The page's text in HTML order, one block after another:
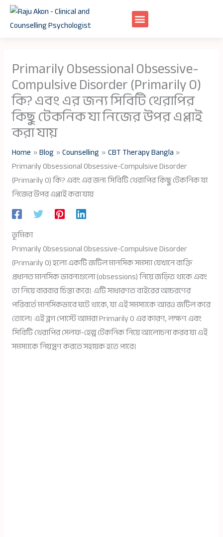
Skip
Primarily Obsessional Obsessive-
Compulsive Disorder (Primarily O)
কি? এবং এর জন্য সিবিটি থেরাপির
কিছু টেকনিক যা নিজের উপর এপ্লাই
করা যায়
Home Blog Counselling
CBT Therapy Bangla
Primarily Obsessional Obsessive-Compulsive Disorder
(Primarily O) কি? এবং এর জন্য সিবিটি থেরাপির কিছু টেকনিক যা
নিজের উপর এপ্লাই করা যায়
ভূমিকা
Primarily Obsessional Obsessive-Compulsive Disorder
(Primarily O) হলো একটি জটিল মানসিক সমস্যা যেখানে ব্যক্তি
প্রধানত মানসিক ভাবনাগুলো (obsessions) নিয়ে জড়িত থাকে এবং
তা নিয়ে বারবার চিন্তা করে। এটি সাধারণত বাইরের আচরণের
পরিবর্তে মানসিকভাবে ঘটে থাকে, যা এই সমস্যাকে আরও জটিল করে
তোলে। এই ব্লগ পোস্টে আমরা Primarily O এর কারণ, লক্ষণ এবং
সিবিটি থেরাপির সেলফ-হেল্প টেকনিক নিয়ে আলোচনা করব যা এই
সমস্যাকে নিয়ন্ত্রণ করতে সহায়ক হতে পারে।